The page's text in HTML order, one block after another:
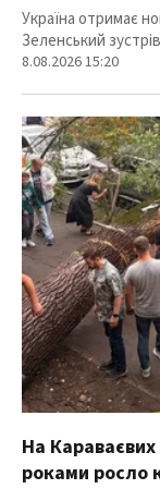
Україна отримає
Зеленський
8.08.2026 15:20
На
роками росло